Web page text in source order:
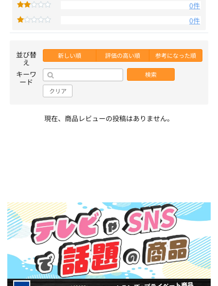
0件
0件
並び替
え
新しい順 評価の高い順 参考になった順
キーワ
ード
検索
クリア
現在、商品レビューの投稿はありません。